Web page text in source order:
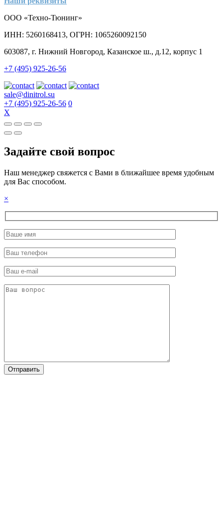
ООО «Техно-Тюнинг»
ИНН: 5260168413, ОГРН: 1065260092150
603087, г. Нижний Новгород, Казанское ш., д.12, корпус 1
+7 (495) 925-26-56
sale@dinitrol.su
+7 (495) 925-26-56 0
X
Задайте свой вопрос
Наш менеджер свяжется с Вами в ближайшее время удобным
для Вас способом.
×